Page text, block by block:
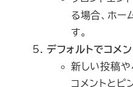
る場合、ホー
す。
デフォルトでコメ
新しい投稿や
コメントとピ